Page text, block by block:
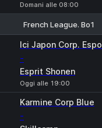
Domani alle 08:00
French League. Bo1
Ici Japon Corp.
-
Esprit Shonen
Oggi alle 19:00
Karmine Corp Blue
-